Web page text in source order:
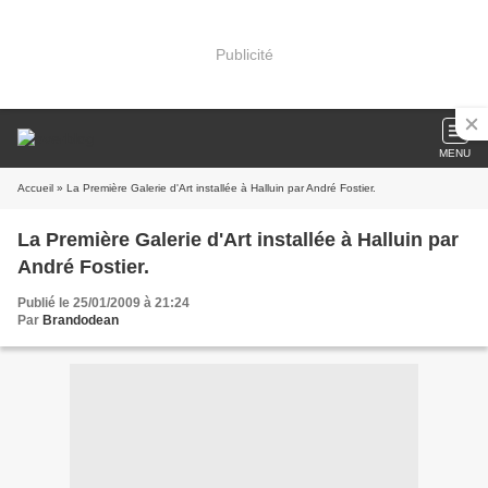
Publicité
MENU
Accueil » La Première Galerie d'Art installée à Halluin par André Fostier.
La Première Galerie d'Art installée à Halluin par
André Fostier.
Publié le 25/01/2009 à 21:24
Par Brandodean